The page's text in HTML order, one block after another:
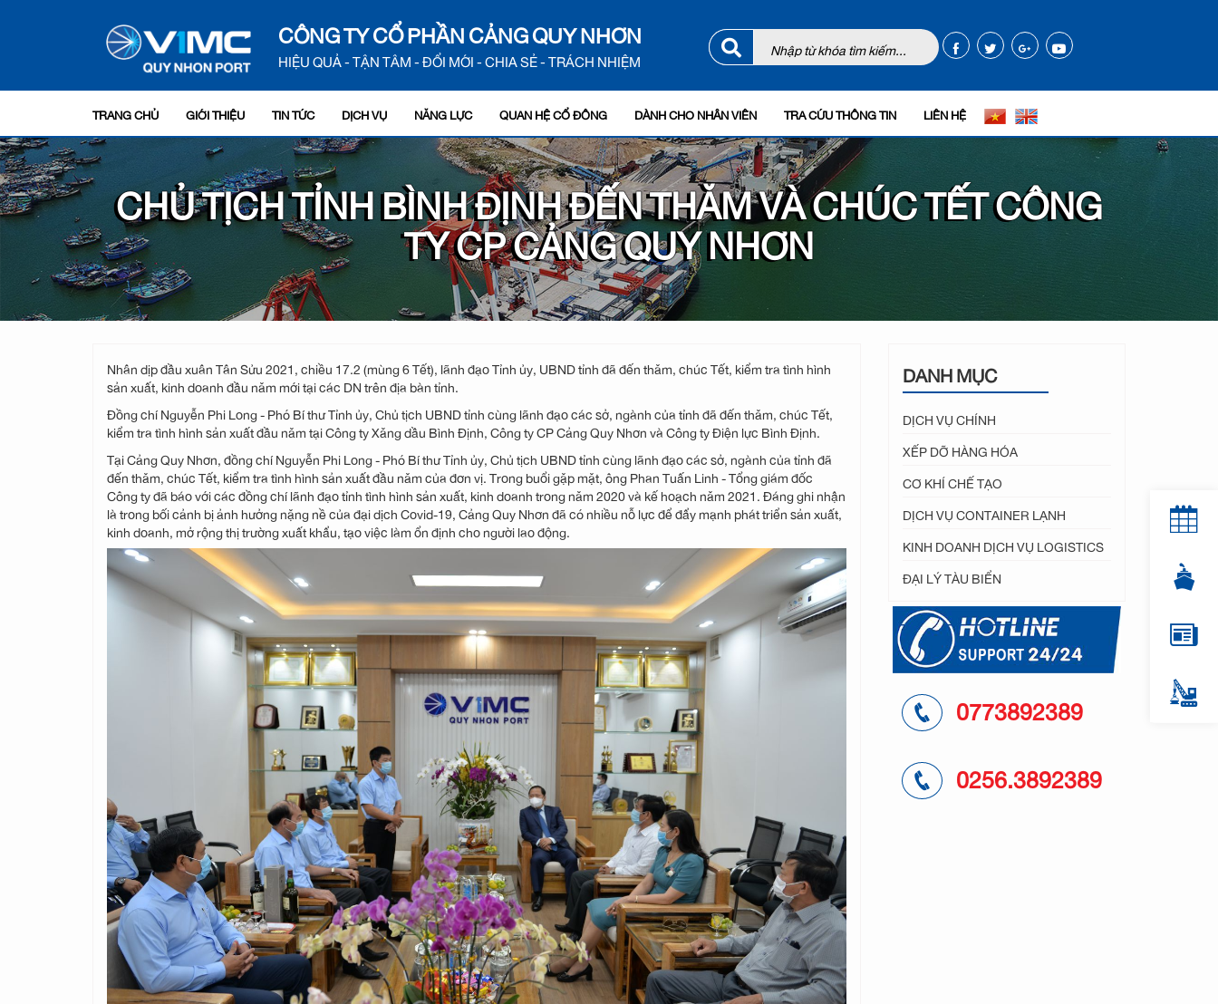
CÔNG TY CỔ PHẦN CẢNG QUY NHƠN
HIỆU QUẢ - TẬN TÂM - ĐỔI MỚI - CHIA SẺ - TRÁCH NHIỆM
TRANG CHỦ GIỚI THIỆU TIN TỨC DỊCH VỤ NĂNG LỰC QUAN HỆ CỔ ĐÔNG DÀNH CHO NHÂN VIÊN TRA CỨU THÔNG TIN LIÊN HỆ
CHỦ TỊCH TỈNH BÌNH ĐỊNH ĐẾN THĂM VÀ CHÚC TẾT CÔNG
TY CP CẢNG QUY NHƠN
Nhân dịp đầu xuân Tân Sửu 2021, chiều 17.2 (mùng 6 Tết), lãnh đạo Tỉnh ủy, UBND tỉnh đã đến thăm, chúc Tết, kiểm tra tình hình
sản xuất, kinh doanh đầu năm mới tại các DN trên địa bàn tỉnh.
Đồng chí Nguyễn Phi Long - Phó Bí thư Tỉnh ủy, Chủ tịch UBND tỉnh cùng lãnh đạo các sở, ngành của tỉnh đã đến thăm, chúc Tết,
kiểm tra tình hình sản xuất đầu năm tại Công ty Xăng dầu Bình Định, Công ty CP Cảng Quy Nhơn và Công ty Điện lực Bình Định.
Tại Cảng Quy Nhơn, đồng chí Nguyễn Phi Long - Phó Bí thư Tỉnh ủy, Chủ tịch UBND tỉnh cùng lãnh đạo các sở, ngành của tỉnh đã
đến thăm, chúc Tết, kiểm tra tình hình sản xuất đầu năm của đơn vị. Trong buổi gặp mặt, ông Phan Tuấn Linh - Tổng giám đốc
Công ty đã báo với các đồng chí lãnh đạo tỉnh tình hình sản xuất, kinh doanh trong năm 2020 và kế hoạch năm 2021. Đáng ghi nhận
là trong bối cảnh bị ảnh hưởng nặng nề của đại dịch Covid-19, Cảng Quy Nhơn đã có nhiều nỗ lực để đẩy mạnh phát triển sản xuất,
kinh doanh, mở rộng thị trường xuất khẩu, tạo việc làm ổn định cho người lao động.
DANH MỤC
DỊCH VỤ CHÍNH
XẾP DỠ HÀNG HÓA
CƠ KHÍ CHẾ TẠO
DỊCH VỤ CONTAINER LẠNH
KINH DOANH DỊCH VỤ LOGISTICS
ĐẠI LÝ TÀU BIỂN
0773892389
0256.3892389